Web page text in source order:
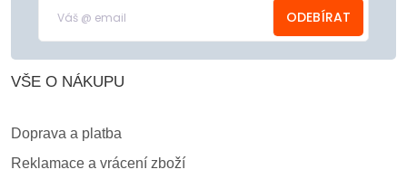
ODEBÍRAT
VŠE O NÁKUPU
Doprava a platba
Reklamace a vrácení zboží